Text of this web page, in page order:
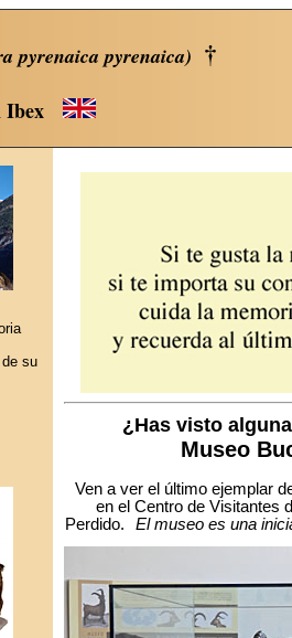
pyrenaica pyrenaica) †
Ibex
su
¿Has visto
Museo
Ven a ver el último ejemplar
en el Centro de Visitantes
Perdido.
El museo es una